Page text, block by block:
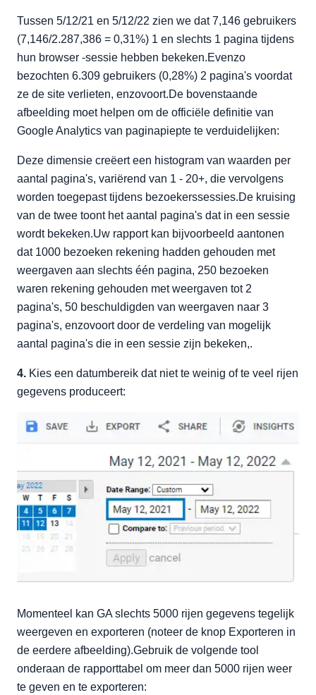
Tussen 5/12/21 en 5/12/22 zien we dat 7,146 gebruikers
(7,146/2.287,386 = 0,31%) 1 en slechts 1 pagina tijdens
hun browser -sessie hebben bekeken.Evenzo
bezochten 6.309 gebruikers (0,28%) 2 pagina's voordat
ze de site verlieten, enzovoort.De bovenstaande
afbeelding moet helpen om de officiële definitie van
Google Analytics van paginapiepte te verduidelijken:
Deze dimensie creëert een histogram van waarden per
aantal pagina's, variërend van 1 - 20+, die vervolgens
worden toegepast tijdens bezoekerssessies.De kruising
van de twee toont het aantal pagina's dat in een sessie
wordt bekeken.Uw rapport kan bijvoorbeeld aantonen
dat 1000 bezoeken rekening hadden gehouden met
weergaven aan slechts één pagina, 250 bezoeken
waren rekening gehouden met weergaven tot 2
pagina's, 50 beschuldigden van weergaven naar 3
pagina's, enzovoort door de verdeling van mogelijk
aantal pagina's die in een sessie zijn bekeken,.
4. Kies een datumbereik dat niet te weinig of te veel rijen
gegevens produceert:
Momenteel kan GA slechts 5000 rijen gegevens tegelijk
weergeven en exporteren (noteer de knop Exporteren in
de eerdere afbeelding).Gebruik de volgende tool
onderaan de rapporttabel om meer dan 5000 rijen weer
te geven en te exporteren: